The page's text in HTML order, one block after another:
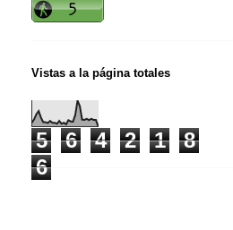
Vistas a la página totales
5 6 4 2 1
8
6